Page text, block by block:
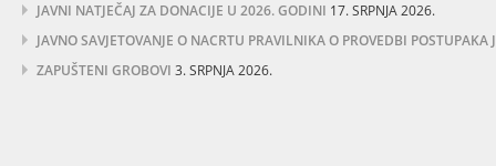
JAVNI NATJEČAJ ZA DONACIJE U 2026. GODINI 17. SRPNJA 2026.
JAVNO SAVJETOVANJE O NACRTU PRAVILNIKA O PROVEDBI POSTUPAKA
ZAPUŠTENI GROBOVI 3. SRPNJA 2026.